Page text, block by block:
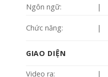
Ngôn ngữ:
|
Chức năng: |
GIAO DIỆN
Video ra: |